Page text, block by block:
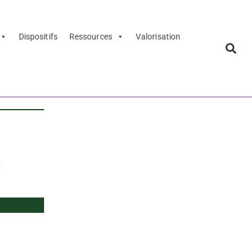
Dispositifs Ressources Valorisation